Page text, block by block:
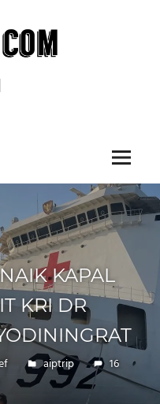
Menu
KAPAL
KRI DR
aiptrip
16